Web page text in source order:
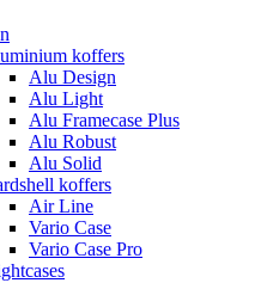
koffers
Alu Design
Alu Light
Alu Framecase Plus
Alu Robust
Alu Solid
koffers
Air Line
Vario Case
Vario Case Pro